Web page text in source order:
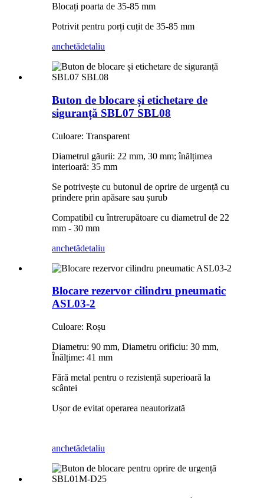
Blocați poarta de 35-85 mm
Potrivit pentru porți cuțit de 35-85 mm
anchetădetaliu
Buton de blocare și etichetare de
siguranță SBL07 SBL08
Culoare: Transparent
Diametrul găurii: 22 mm, 30 mm; înălțimea
interioară: 35 mm
Se potrivește cu butonul de oprire de urgență cu
prindere prin apăsare sau șurub
Compatibil cu întrerupătoare cu diametrul de 22
mm - 30 mm
anchetădetaliu
Blocare rezervor cilindru pneumatic
ASL03-2
Culoare: Roșu
Diametru: 90 mm, Diametru orificiu: 30 mm,
Înălțime: 41 mm
Fără metal pentru o rezistență superioară la
scântei
Ușor de evitat operarea neautorizată
anchetădetaliu